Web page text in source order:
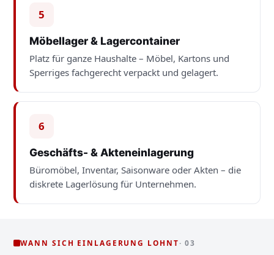
5
Möbellager & Lagercontainer
Platz für ganze Haushalte – Möbel, Kartons und
Sperriges fachgerecht verpackt und gelagert.
6
Geschäfts- & Akteneinlagerung
Büromöbel, Inventar, Saisonware oder Akten – die
diskrete Lagerlösung für Unternehmen.
WANN SICH EINLAGERUNG LOHNT· 03